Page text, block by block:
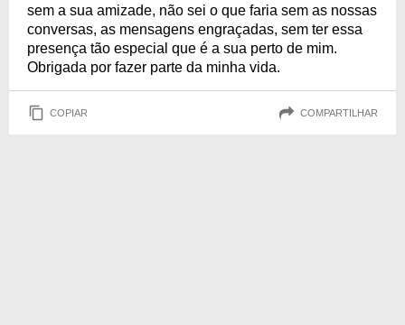
sem a sua amizade, não sei o que faria sem as nossas
conversas, as mensagens engraçadas, sem ter essa
presença tão especial que é a sua perto de mim.
Obrigada por fazer parte da minha vida.
COPIAR COMPARTILHAR